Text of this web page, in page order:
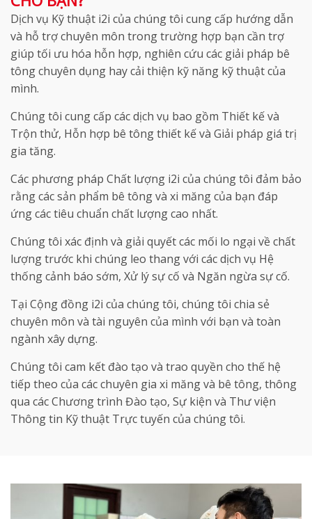
Dịch vụ Kỹ thuật i2i của chúng tôi cung cấp hướng dẫn
và hỗ trợ chuyên môn trong trường hợp bạn cần trợ
giúp tối ưu hóa hỗn hợp, nghiên cứu các giải pháp bê
tông chuyên dụng hay cải thiện kỹ năng kỹ thuật của
mình.
Chúng tôi cung cấp các dịch vụ bao gồm Thiết kế và
Trộn thử, Hỗn hợp bê tông thiết kế và Giải pháp giá trị
gia tăng.
Các phương pháp Chất lượng i2i của chúng tôi đảm bảo
rằng các sản phẩm bê tông và xi măng của bạn đáp
ứng các tiêu chuẩn chất lượng cao nhất.
Chúng tôi xác định và giải quyết các mối lo ngại về chất
lượng trước khi chúng leo thang với các dịch vụ Hệ
thống cảnh báo sớm, Xử lý sự cố và Ngăn ngừa sự cố.
Tại Cộng đồng i2i của chúng tôi, chúng tôi chia sẻ
chuyên môn và tài nguyên của mình với bạn và toàn
ngành xây dựng.
Chúng tôi cam kết đào tạo và trao quyền cho thế hệ
tiếp theo của các chuyên gia xi măng và bê tông, thông
qua các Chương trình Đào tạo, Sự kiện và Thư viện
Thông tin Kỹ thuật Trực tuyến của chúng tôi.